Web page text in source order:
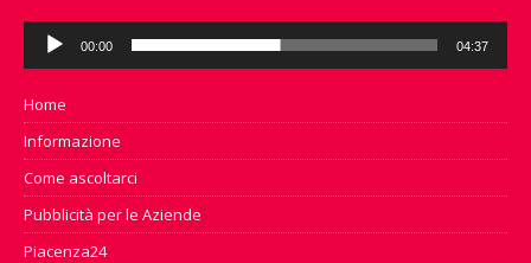
Audio
Player
00:00 04:37
Home
Informazione
Come ascoltarci
Pubblicità per le Aziende
Piacenza24